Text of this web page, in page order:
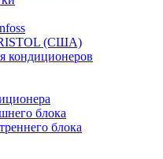
(США)
кондиционеров
блока
блока